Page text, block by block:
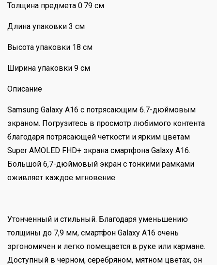
Толщина предмета 0.79 см
Длина упаковки 3 см
Высота упаковки 18 см
Ширина упаковки 9 см
Описание
Samsung Galaxy A16 с потрясающим 6.7-дюймовым
экраном. Погрузитесь в просмотр любимого контента
благодаря потрясающей четкости и ярким цветам
Super AMOLED FHD+ экрана смартфона Galaxy A16.
Большой 6,7-дюймовый экран с тонкими рамками
оживляет каждое мгновение.
Утонченный и стильный. Благодаря уменьшению
толщины до 7,9 мм, смартфон Galaxy A16 очень
эргономичен и легко помещается в руке или кармане.
Доступный в черном, серебряном, мятном цветах, он